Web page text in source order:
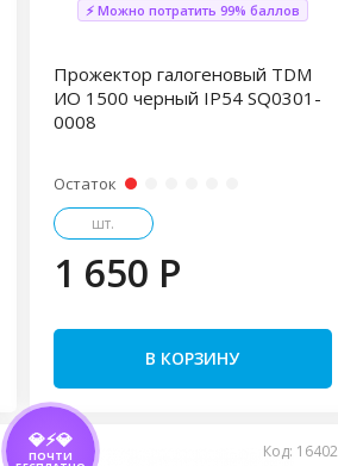
⚡ Можно потратить 99% баллов
Прожектор галогеновый TDM
ИО 1500 черный IP54 SQ0301-
0008
Остаток
шт.
1 650 P
В КОРЗИНУ
💎⚡💎
ПОЧТИ Код: 16402